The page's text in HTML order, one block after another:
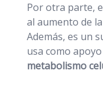
Por otra parte,
al aumento de
Además, es un
usa como
metabolismo